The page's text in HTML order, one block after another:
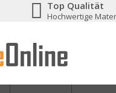
Top Qualität
Hochwertige